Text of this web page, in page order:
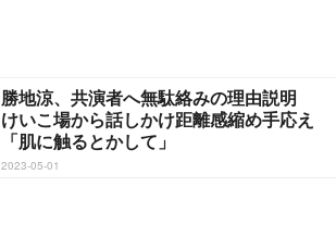
勝地涼、共演者へ無駄絡みの理由説明
けいこ場から話しかけ距離感縮め手応え
「肌に触るとかして」
2023-05-01